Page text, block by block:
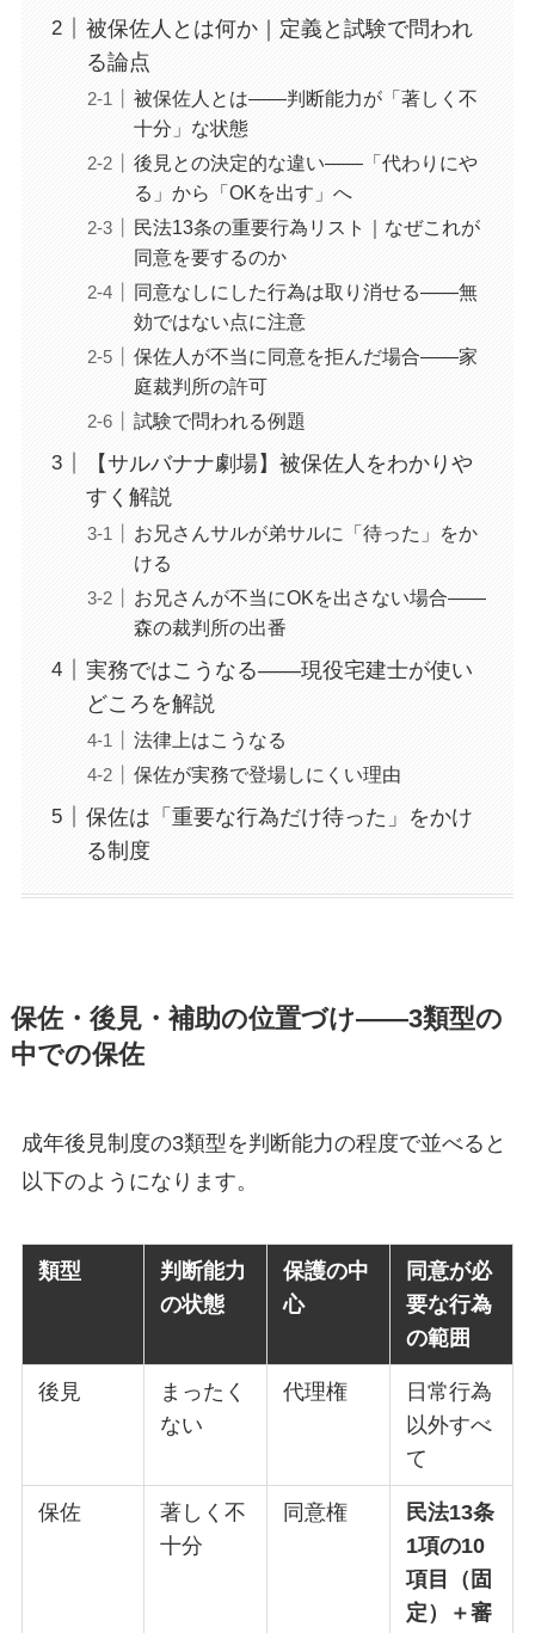
被保佐人とは何か｜定義と試験で問われ
る論点
被保佐人とは——判断能力が「著しく不
十分」な状態
後見との決定的な違い——「代わりにや
る」から「OKを出す」へ
民法13条の重要行為リスト｜なぜこれが
同意を要するのか
同意なしにした行為は取り消せる——無
効ではない点に注意
保佐人が不当に同意を拒んだ場合——家
庭裁判所の許可
試験で問われる例題
【サルバナナ劇場】被保佐人をわかりや
すく解説
お兄さんサルが弟サルに「待った」をか
ける
お兄さんが不当にOKを出さない場合——
森の裁判所の出番
実務ではこうなる——現役宅建士が使い
どころを解説
法律上はこうなる
保佐が実務で登場しにくい理由
保佐は「重要な行為だけ待った」をかけ
る制度
保佐・後見・補助の位置づけ——3類型の
中での保佐
成年後見制度の3類型を判断能力の程度で並べると
以下のようになります。
類型
判断能力
の状態
保護の中
心
同意が必
要な行為
の範囲
後見
まったく
ない
代理権
日常行為
以外すべ
て
保佐
著しく不
十分
同意権
民法13条
1項の10
項目（固
定）＋審